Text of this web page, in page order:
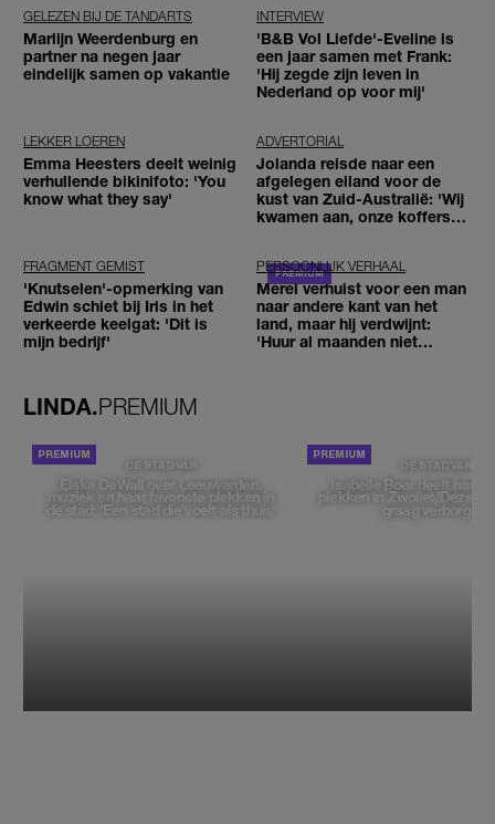
GELEZEN BIJ DE TANDARTS
Marlijn Weerdenburg en
partner na negen jaar
eindelijk samen op vakantie
INTERVIEW
'B&B Vol Liefde'-Eveline is
een jaar samen met Frank:
'Hij zegde zijn leven in
Nederland op voor mij'
LEKKER LOEREN
Emma Heesters deelt weinig
verhullende bikinifoto: 'You
know what they say'
ADVERTORIAL
Jolanda reisde naar een
afgelegen eiland voor de
kust van Zuid-Australië: 'Wij
kwamen aan, onze koffers
FRAGMENT GEMIST
'Knutselen'-opmerking van
Edwin schiet bij Iris in het
verkeerde keelgat: 'Dit is
mijn bedrijf'
PERSOONLIJK VERHAAL
Merel verhuist voor een man
naar andere kant van het
land, maar hij verdwijnt:
'Huur al maanden niet
LINDA.PREMIUM
DE STAD VAN
Elske DeWall over Leeuwarden,
muziek en haar favoriete plekken in
de stad: 'Een stad die voelt als thuis'
DE STAD VAN
Isabelle Boer deelt haar
plekken in Zwolle: 'Deze
graag verborgen'